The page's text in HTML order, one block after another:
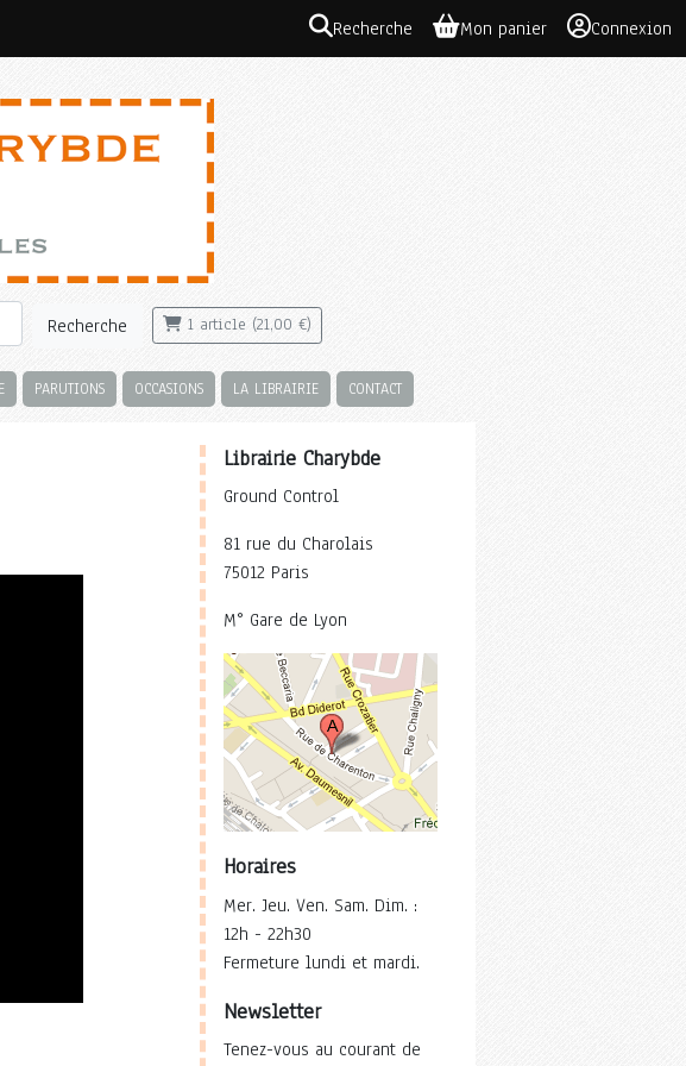
Recherche Mon panier Connexion
Recherche 1 article (21,00 €)
PARUTIONS OCCASIONS LA LIBRAIRIE CONTACT
Librairie Charybde
Ground Control
81 rue du Charolais
75012 Paris
M° Gare de Lyon
Horaires
Mer. Jeu. Ven. Sam. Dim. :
12h - 22h30
Fermeture lundi et mardi.
Newsletter
Tenez-vous au courant de